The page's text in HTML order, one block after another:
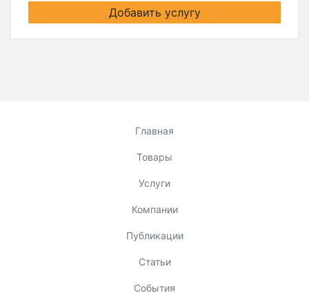
Добавить услугу
Главная
Товары
Услуги
Компании
Публикации
Статьи
События